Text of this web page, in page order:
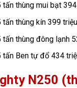
thùng mui bạt
thùng kín 399
thùng đông lạnh
tấn Ben tự đổ 434
N250